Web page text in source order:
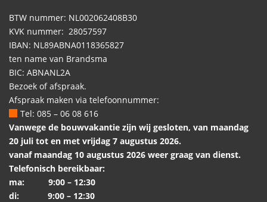
BTW nummer: NL002062408B30
KVK nummer: 28057597
IBAN: NL89ABNA0118365827
ten name van Brandsma
BIC: ABNANL2A
Bezoek of afspraak.
Afspraak maken via telefoonnummer:
Tel: 085 – 06 08 616
Vanwege de bouwvakantie zijn wij gesloten, van maandag
20 juli tot en met vrijdag 7 augustus 2026.
vanaf maandag 10 augustus 2026 weer graag van dienst.
Telefonisch bereikbaar:
ma: 9:00 – 12:30
di: 9:00 – 12:30